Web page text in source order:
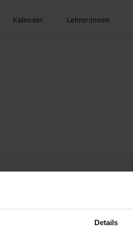
Details
Kalender Lehrer:innen